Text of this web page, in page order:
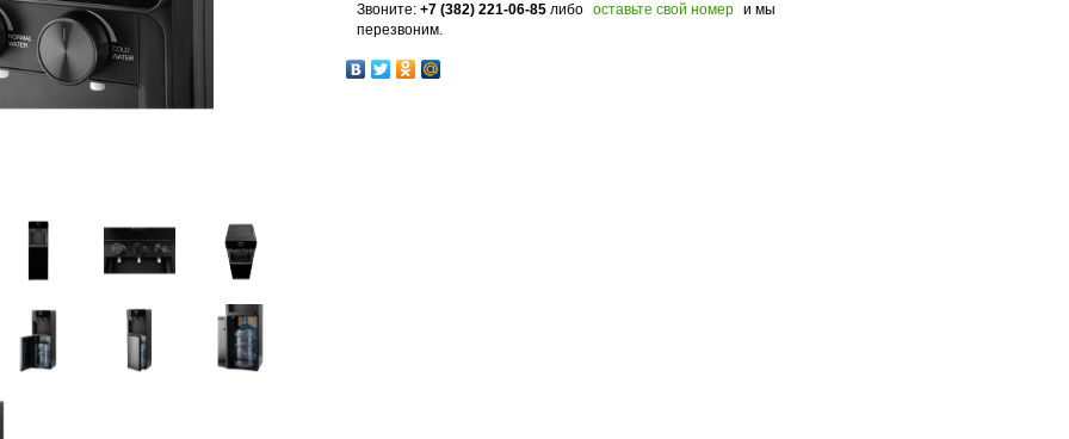
Звоните: +7 (382) 221-06-85 либо оставьте свой номер и мы
перезвоним.